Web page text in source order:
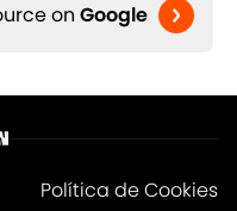
on Google
Política de Cookies